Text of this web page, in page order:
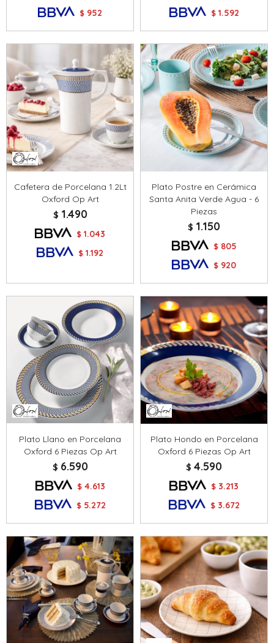
$ 952 $ 1.592
Cafetera de Porcelana 1.2Lt
Oxford Op Art
$ 1.490
$ 1.043
$ 1.192
Plato Postre en Cerámica
Santa Anita Verde Agua - 6
Piezas
$ 1.150
$ 805
$ 920
Plato Llano en Porcelana
Oxford 6 Piezas Op Art
$ 6.590
$ 4.613
$ 5.272
Plato Hondo en Porcelana
Oxford 6 Piezas Op Art
$ 4.590
$ 3.213
$ 3.672